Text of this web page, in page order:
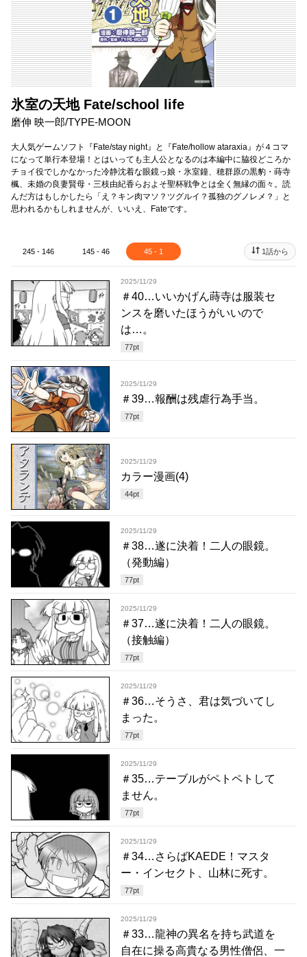
氷室の天地 Fate/school life
磨伸 映一郎/TYPE-MOON
大人気ゲームソフト『Fate/stay night』と『Fate/hollow ataraxia』が４コマ
になって単行本登場！とはいっても主人公となるのは本編中に脇役どころか
チョイ役でしかなかった冷静沈着な眼鏡っ娘・氷室鐘、穂群原の黒豹・蒔寺
楓、未婚の良妻賢母・三枝由紀香らおよそ聖杯戦争とは全く無縁の面々。読
んだ方はもしかしたら「え？キン肉マソ？ツグルイ？孤独のグノレメ？」と
思われるかもしれませんが、いいえ、Fateです。
245 - 146 145 - 46 45 - 1 1話から
2025/11/29
＃40…いいかげん蒔寺は服装セ
ンスを磨いたほうがいいので
は…。
77pt
2025/11/29
＃39…報酬は残虐行為手当。
77pt
2025/11/29
カラー漫画(4)
44pt
2025/11/29
＃38…遂に決着！二人の眼鏡。
（発動編）
77pt
2025/11/29
＃37…遂に決着！二人の眼鏡。
（接触編）
77pt
2025/11/29
＃36…そうさ、君は気づいてし
まった。
77pt
2025/11/29
＃35…テーブルがペトペトして
ません。
77pt
2025/11/29
＃34…さらばKAEDE！マスタ
ー・インセクト、山林に死す。
77pt
2025/11/29
＃33…龍神の異名を持ち武道を
自在に操る高貴なる男性僧侶、一